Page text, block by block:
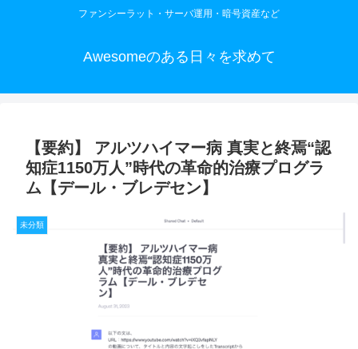
ファンシーラット・サーバ運用・暗号資産など
Awesomeのある日々を求めて
【要約】 アルツハイマー病 真実と終焉“認
知症1150万人”時代の革命的治療プログラ
ム【デール・ブレデセン】
未分類